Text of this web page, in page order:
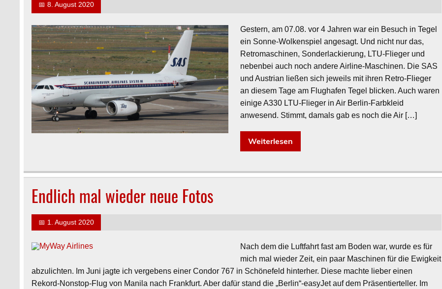
📅 8. August 2020
Gestern, am 07.08. vor 4 Jahren war ein Besuch in Tegel
ein Sonne-Wolkenspiel angesagt. Und nicht nur das,
Retromaschinen, Sonderlackierung, LTU-Flieger und
nebenbei auch noch andere Airline-Maschinen. Die SAS
und Austrian ließen sich jeweils mit ihren Retro-Flieger
an diesem Tage am Flughafen Tegel blicken. Auch waren
einige A330 LTU-Flieger in Air Berlin-Farbkleid
anwesend. Stimmt, damals gab es noch die Air […]
Weiterlesen
Endlich mal wieder neue Fotos
📅 1. August 2020
Nach dem die Luftfahrt fast am Boden war, wurde es für
mich mal wieder Zeit, ein paar Maschinen für die Ewigkeit
abzulichten. Im Juni jagte ich vergebens einer Condor 767 in Schönefeld hinterher. Diese machte lieber einen
Rekord-Nonstop-Flug von Manila nach Frankfurt. Aber dafür stand die „Berlin“-easyJet auf dem Präsentierteller. Im